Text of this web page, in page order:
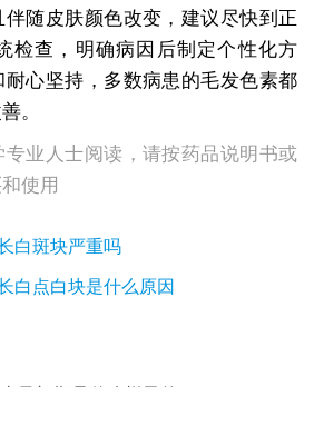
随皮肤颜色改变，建议尽快到正
检查，明确病因后制定个性化方
心坚持，多数病患的毛发色素都
。
业人士阅读，请按药品说明书或
使用
白斑块严重吗
白点白块是什么原因